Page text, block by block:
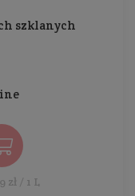
szklanych
/ 1 L